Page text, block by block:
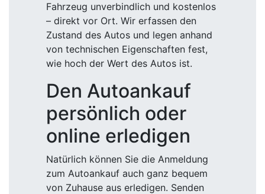
Fahrzeug unverbindlich und kostenlos
– direkt vor Ort. Wir erfassen den
Zustand des Autos und legen anhand
von technischen Eigenschaften fest,
wie hoch der Wert des Autos ist.
Den Autoankauf
persönlich oder
online erledigen
Natürlich können Sie die Anmeldung
zum Autoankauf auch ganz bequem
von Zuhause aus erledigen. Senden